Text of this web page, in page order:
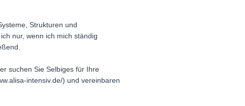
Strukturen und
nur, wenn ich mich ständig
suchen Sie Selbiges für Ihre
intensiv.de/) und vereinbaren